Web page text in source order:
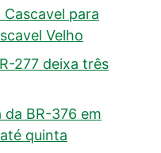
para
Velho
277 deixa três
da BR-376 em
quinta